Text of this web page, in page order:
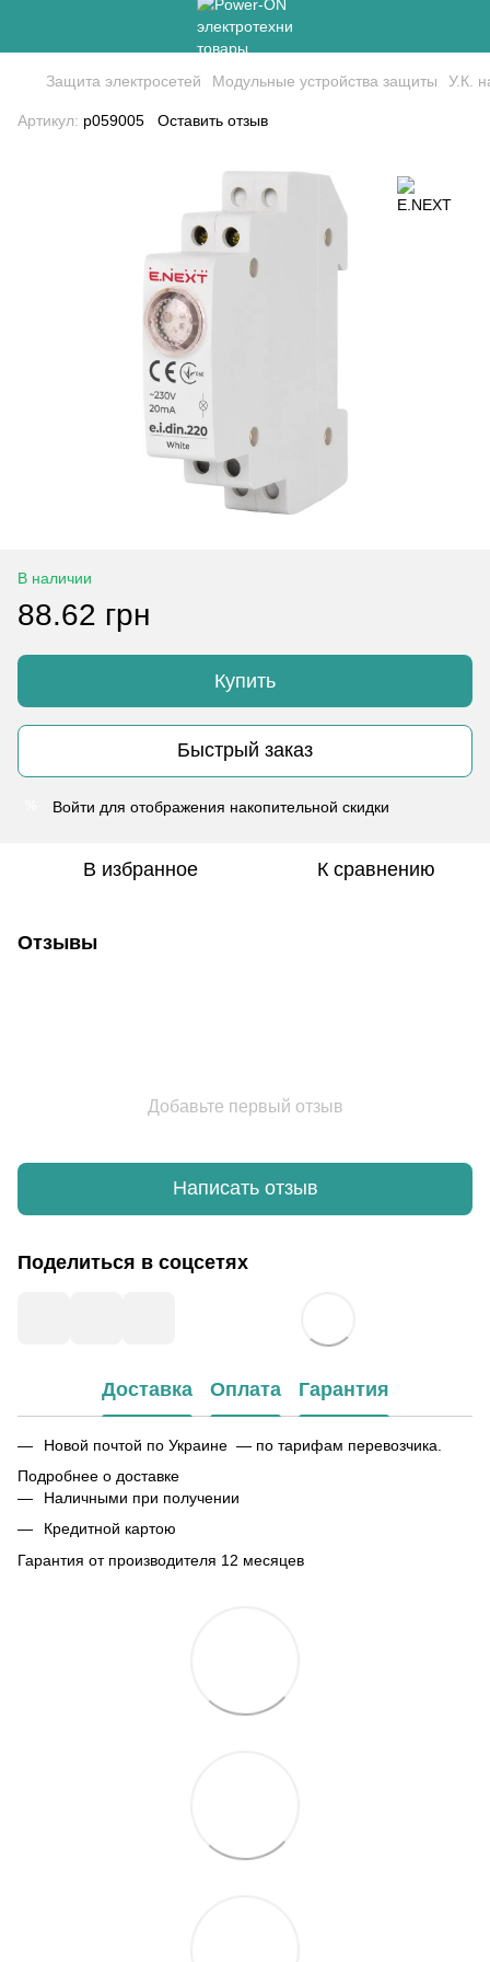
Защита электросетей Модульные устройства защиты У.К.
Артикул: p059005 Оставить отзыв
В наличии
88.62 грн
Купить
Быстрый заказ
Войти для отображения накопительной скидки
В избранное К сравнению
Отзывы
Добавьте первый отзыв
Написать отзыв
Поделиться в соцсетях
Доставка Оплата Гарантия
Новой почтой по Украине — по тарифам перевозчика.
Подробнее о доставке
Наличными при получении
Кредитной картою
Гарантия от производителя 12 месяцев